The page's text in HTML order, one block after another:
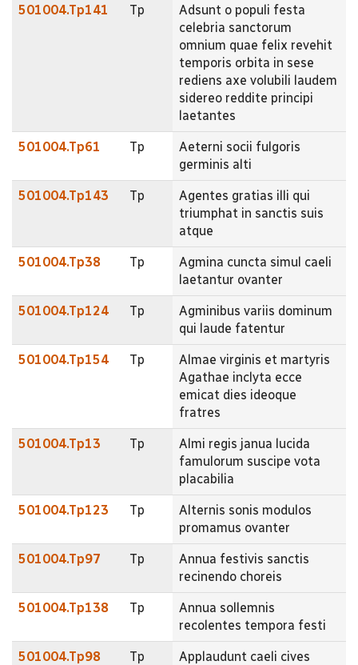
501004.Tp141 Tp
Adsunt o populi festa
celebria sanctorum
omnium quae felix revehit
temporis orbita in sese
rediens axe volubili laudem
sidereo reddite principi
laetantes
501004.Tp61 Tp
Aeterni socii fulgoris
germinis alti
501004.Tp143 Tp
Agentes gratias illi qui
triumphat in sanctis suis
atque
501004.Tp38 Tp
Agmina cuncta simul caeli
laetantur ovanter
501004.Tp124 Tp
Agminibus variis dominum
qui laude fatentur
501004.Tp154 Tp
Almae virginis et martyris
Agathae inclyta ecce
emicat dies ideoque
fratres
501004.Tp13 Tp
Almi regis janua lucida
famulorum suscipe vota
placabilia
501004.Tp123 Tp
Alternis sonis modulos
promamus ovanter
501004.Tp97 Tp
Annua festivis sanctis
recinendo choreis
501004.Tp138 Tp
Annua sollemnis
recolentes tempora festi
501004.Tp98 Tp
Applaudunt caeli cives